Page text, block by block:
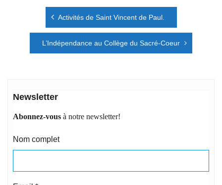
Navigation
l’article
Activités de Saint Vincent de Paul.
L’Indépendance au Collège du Sacré-Coeur
Newsletter
Abonnez-vous à notre newsletter!
Nom complet